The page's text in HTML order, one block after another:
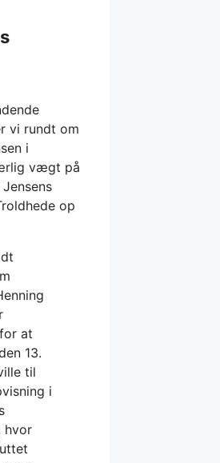
vi rundt om
i
vægt på
op
at
13.
til
i
hvor